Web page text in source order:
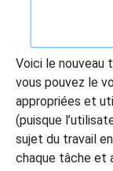
Voici le nouveau
vous pouvez le
appropriées et
(puisque
sujet du travail
chaque tâche et